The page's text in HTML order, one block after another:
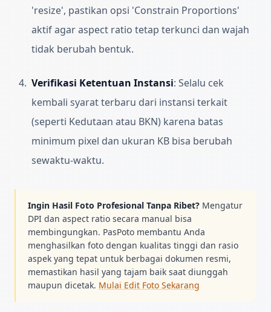
'resize', pastikan opsi 'Constrain Proportions'
aktif agar aspect ratio tetap terkunci dan wajah
tidak berubah bentuk.
Verifikasi Ketentuan Instansi: Selalu cek
kembali syarat terbaru dari instansi terkait
(seperti Kedutaan atau BKN) karena batas
minimum pixel dan ukuran KB bisa berubah
sewaktu-waktu.
Ingin Hasil Foto Profesional Tanpa Ribet? Mengatur
DPI dan aspect ratio secara manual bisa
membingungkan. PasPoto membantu Anda
menghasilkan foto dengan kualitas tinggi dan rasio
aspek yang tepat untuk berbagai dokumen resmi,
memastikan hasil yang tajam baik saat diunggah
maupun dicetak. Mulai Edit Foto Sekarang